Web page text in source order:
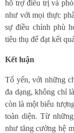
hỗ trợ điều trị và
như với mọi thực
sự điều chỉnh phù
tiêu thụ để đạt kết
Kết luận
Tổ yến, với những
đa dạng, không chỉ
còn là một biểu
toàn diện. Từ
như tăng cường hệ